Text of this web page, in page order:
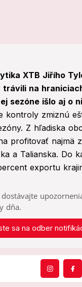
XTB Jiřího
na
sezóne išlo aj o
kontroly zmiznú
Z hľadiska
profitovať najmä
a Talianska. Do
exportu
dňa.
sa na odber